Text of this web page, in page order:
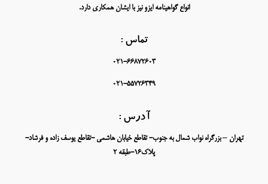
انواع گواهینامه ایزو نیز با ایشان همکاری دارد.
تماس :
021-66872603
021-55726349
آدرس :
تهران – بزرگراه نواب شمال به جنوب- تقاطع خیابان هاشمی -تقاطع یوسف زاده و فرشاد-
پلاک16-طبقه 2